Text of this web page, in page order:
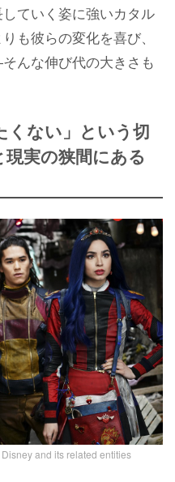
ていく姿に強いカタル
も彼らの変化を喜び、
んな伸び代の大きさも
くない」という切
実の狭間にある
and its related entities